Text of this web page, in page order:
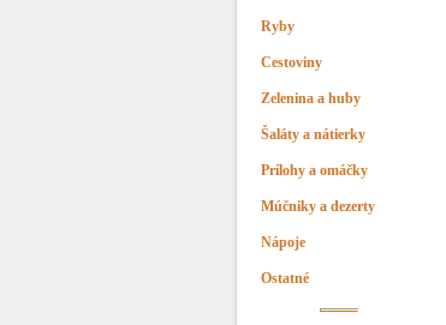
Ryby
Cestoviny
Zelenina a huby
Šaláty a nátierky
Prílohy a omáčky
Múčniky a dezerty
Nápoje
Ostatné